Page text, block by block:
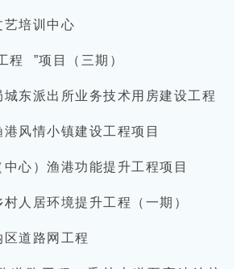
培训中心
程 ”项目（三期）
东派出所业务技术用房建设工程
风情小镇建设工程项目
心）渔港功能提升工程项目
人居环境提升工程（一期）
道路网工程